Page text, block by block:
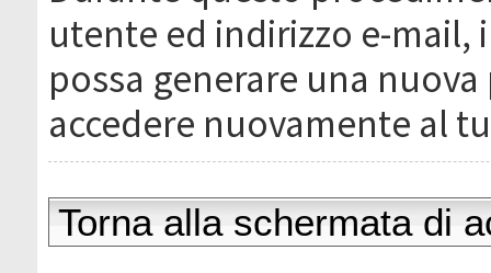
utente ed indirizzo e-mail,
possa generare una
accedere nuovamente al
Torna alla schermata di